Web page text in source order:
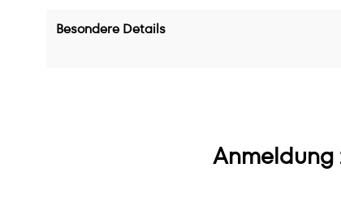
Besondere Details
Anmeldung